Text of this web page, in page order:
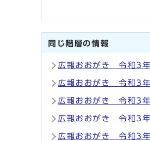
同じ階層の情報
広報おおがき 令和3
広報おおがき 令和3
広報おおがき 令和3
広報おおがき 令和3
広報おおがき 令和3